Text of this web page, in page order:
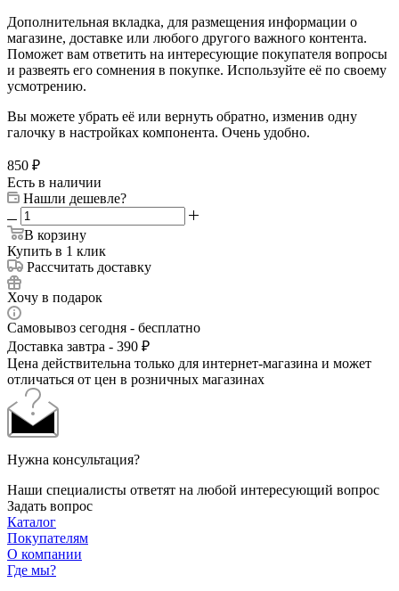
Дополнительная вкладка, для размещения информации о
магазине, доставке или любого другого важного контента.
Поможет вам ответить на интересующие покупателя вопросы
и развеять его сомнения в покупке. Используйте её по своему
усмотрению.
Вы можете убрать её или вернуть обратно, изменив одну
галочку в настройках компонента. Очень удобно.
850 ₽
Есть в наличии
Нашли дешевле?
В корзину
Купить в 1 клик
Рассчитать доставку
Хочу в подарок
Самовывоз сегодня - бесплатно
Доставка завтра - 390 ₽
Цена действительна только для интернет-магазина и может
отличаться от цен в розничных магазинах
Нужна консультация?
Наши специалисты ответят на любой интересующий вопрос
Задать вопрос
Каталог
Покупателям
О компании
Где мы?